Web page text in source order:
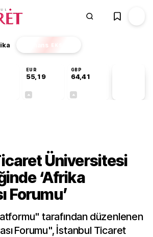
Finans EKSTRA
EUR
55,19
GBP
64,41
Üniversitesi
‘Afrika
Forumu’
tarafından düzenlenen
Forumu", İstanbul Ticaret